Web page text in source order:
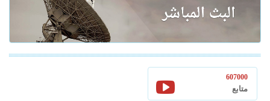
607000
متابع